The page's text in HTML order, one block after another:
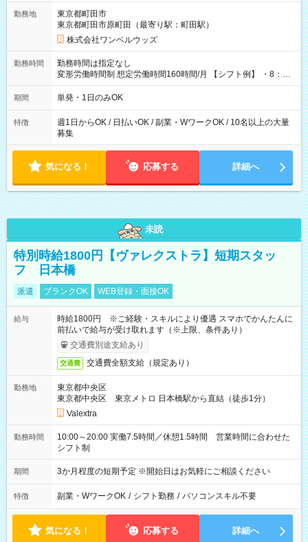
勤務地
東京都町田市
東京都町田市原町田（最寄り駅：町田駅）
株式会社ワンベルウッズ
勤務時間
勤務時間は指定なし
変形労働時間制 想定労働時間160時間/月 【シフト例】 ・8：00
～21：00
期間 単発・1日のみOK
特徴
週1日からOK / 日払いOK / 副業・WワークOK / 10名以上の大量
募集
気になる！ 応募する 詳細へ
未読
特別時給1800円【ヴァレクストラ】短期スタッ
フ 日本橋
派遣 ブランクOK WEB登録・面接OK
給与
時給1800円 ※ご経験・スキルにより優遇 スマホでかんたんに
前払いで給与が受け取れます（※上限、条件あり）
交通費別途支給あり
交通費 交通費全額支給（規定あり）
勤務地
東京都中央区
東京都中央区 東京メトロ 日本橋駅から直結（徒歩1分）
Valextra
勤務時間
10:00～20:00 実働7.5時間／休憩1.5時間 営業時間に合わせた
シフト制
期間 3か月程度の短期予定 ※開始日はお気軽にご相談ください
特徴 副業・WワークOK / シフト勤務 / パソコンスキル不要
気になる！ 応募する 詳細へ